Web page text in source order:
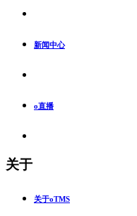
新闻中心
o直播
关于
关于oTMS